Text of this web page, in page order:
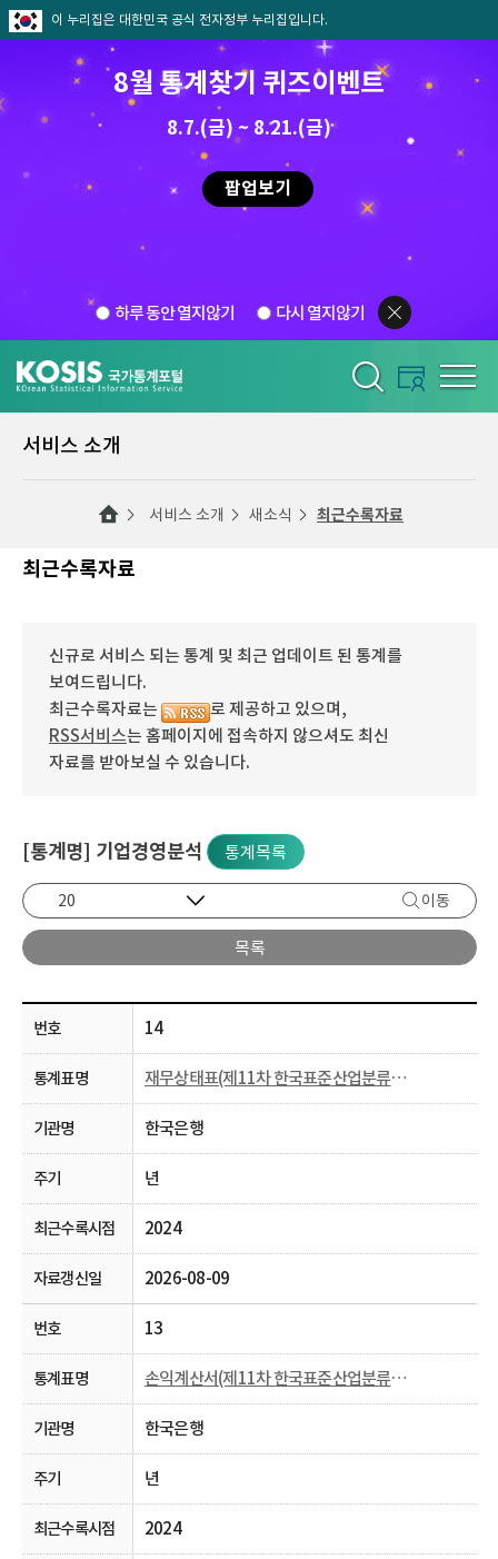
이 누리집은 대한민국 공식 전자정부 누리집입니다.
8월 통계찾기 퀴즈이벤트
8.7.(금) ~ 8.21.(금)
팝업보기
하루 동안 열지않기 다시 열지않기
서비스 소개
서비스 소개 새소식 최근수록자료
최근수록자료
신규로 서비스 되는 통계 및 최근 업데이트 된 통계를
보여드립니다.
최근수록자료는
로 제공하고 있으며,
RSS서비스는 홈페이지에 접속하지 않으셔도 최신
자료를 받아보실 수 있습니다.
[통계명] 기업경영분석 통계목록
이동
목록
14
재무상태표(제11차 한국표준산업분류， 2009~)
한국은행
년
2024
2026-08-09
13
손익계산서(제11차 한국표준산업분류， 2009~)
한국은행
년
2024